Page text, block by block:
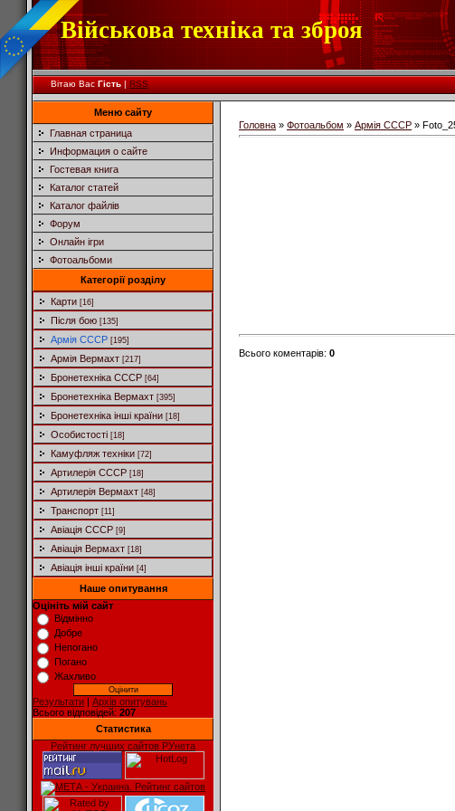
Військова техніка та зброя
Вітаю Вас Гість|RSS
Меню сайту
Главная страница
Информация о сайте
Гостевая книга
Каталог статей
Каталог файлів
Форум
Онлайн ігри
Фотоальбоми
Категорії розділу
Карти [16]
Після бою [135]
Армія СССР [195]
Армія Вермахт [217]
Бронетехніка СССР [64]
Бронетехніка Вермахт [395]
Бронетехніка інші країни [18]
Особистості [18]
Камуфляж техніки [72]
Артилерія СССР [18]
Артилерія Вермахт [48]
Транспорт [11]
Авіація СССР [9]
Авіація Вермахт [18]
Авіація інші країни [4]
Наше опитування
Оцініть мій сайт
Відмінно
Добре
Непогано
Погано
Жахливо
Результати | Архів опитувань
Всього відповідей: 207
Статистика
Рейтинг лучших сайтов РУнета
Головна » Фотоальбом » Армія СССР »
Всього коментарів: 0